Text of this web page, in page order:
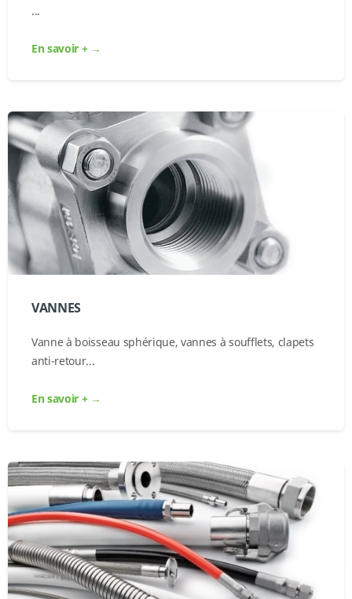
...
En savoir + →
VANNES
Vanne à boisseau sphérique, vannes à soufflets, clapets
anti-retour...
En savoir + →